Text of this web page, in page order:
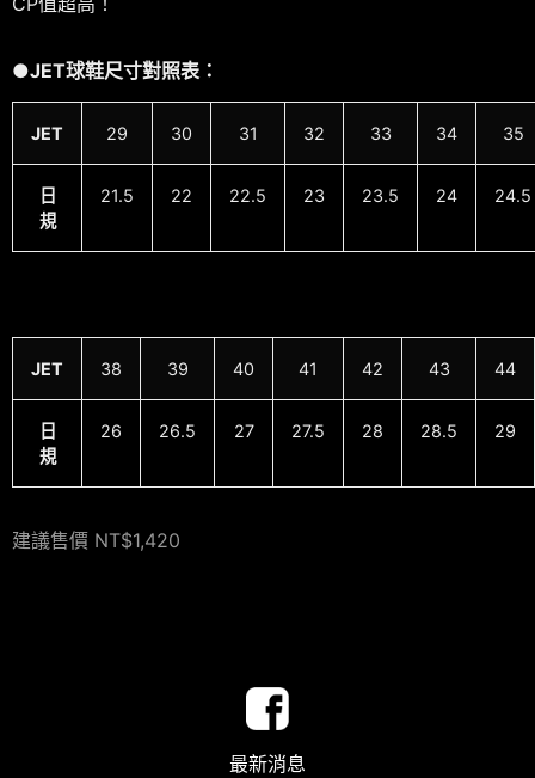
●JET球鞋尺寸對照表：
JET 29 30 31 32 33 34 35
日
規
21.5 22 22.5 23 23.5 24 24.5
JET 38 39 40 41 42 43 44
日
規
26 26.5 27 27.5 28 28.5 29
建議售價 NT$1,420
最新消息